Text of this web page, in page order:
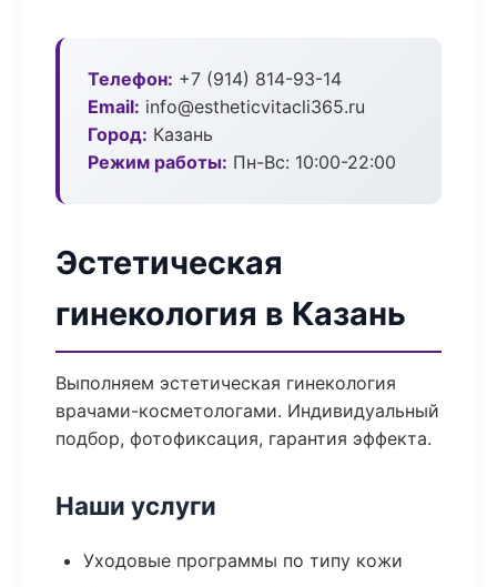
Телефон: +7 (914) 814-93-14
Email: info@estheticvitacli365.ru
Город: Казань
Режим работы: Пн-Вс: 10:00-22:00
Эстетическая
гинекология в Казань
Выполняем эстетическая гинекология
врачами-косметологами. Индивидуальный
подбор, фотофиксация, гарантия эффекта.
Наши услуги
Уходовые программы по типу кожи